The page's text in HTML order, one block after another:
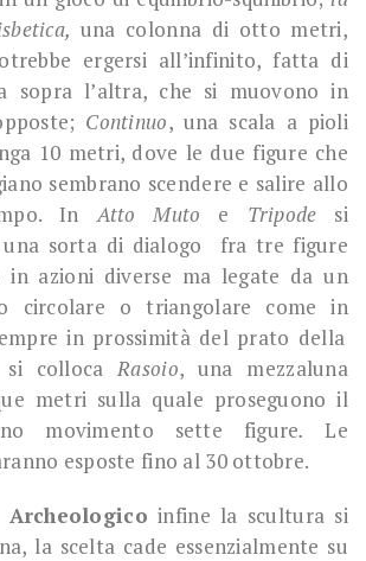
una colonna di otto metri,
ergersi all’infinito, fatta di
sopra l’altra, che si muovono in
Continuo, una scala a pioli
10 metri, dove le due figure che
sembrano scendere e salire allo
InAtto Muto e Tripode si
una sorta di dialogo fra tre figure
in azioni diverse ma legate da un
circolare o triangolare come in
in prossimità del prato della
si collocaRasoio, una mezzaluna
metri sulla quale proseguono il
movimento sette figure.Le
esposte fino al 30 ottobre.
Archeologico infine la scultura si
la scelta cade essenzialmente su